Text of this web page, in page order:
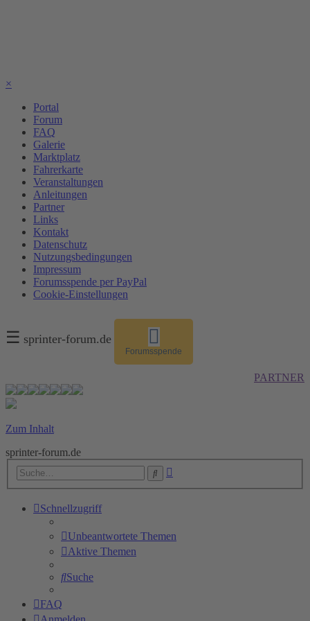
×
Portal
Forum
FAQ
Galerie
Marktplatz
Fahrerkarte
Veranstaltungen
Anleitungen
Partner
Links
Kontakt
Datenschutz
Nutzungsbedingungen
Impressum
Forumsspende per PayPal
Cookie-Einstellungen
☰ sprinter-forum.de
Forumsspende
PARTNER
Zum Inhalt
sprinter-forum.de
Suche
Schnellzugriff
Unbeantwortete Themen
Aktive Themen
Suche
FAQ